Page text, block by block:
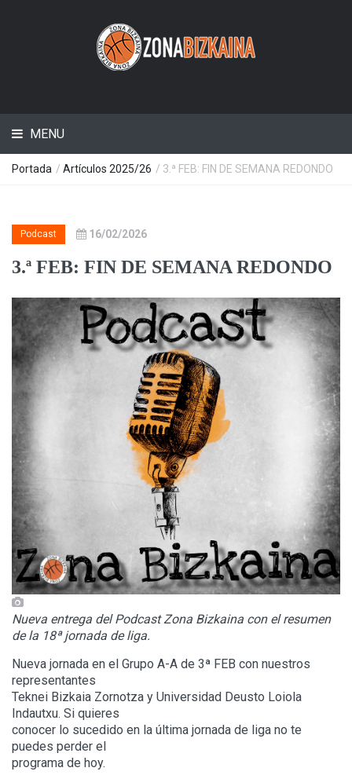
MENU
Portada / Artículos 2025/26 / 3.ª FEB: FIN DE SEMANA REDONDO
Podcast 16/02/2026
3.ª FEB: FIN DE SEMANA REDONDO
Nueva entrega del Podcast Zona Bizkaina con el resumen
de la 18ª jornada de liga.
Nueva jornada en el Grupo A-A de 3ª FEB con nuestros
representantes
Teknei Bizkaia Zornotza y Universidad Deusto Loiola
Indautxu. Si quieres
conocer lo sucedido en la última jornada de liga no te
puedes perder el
programa de hoy.